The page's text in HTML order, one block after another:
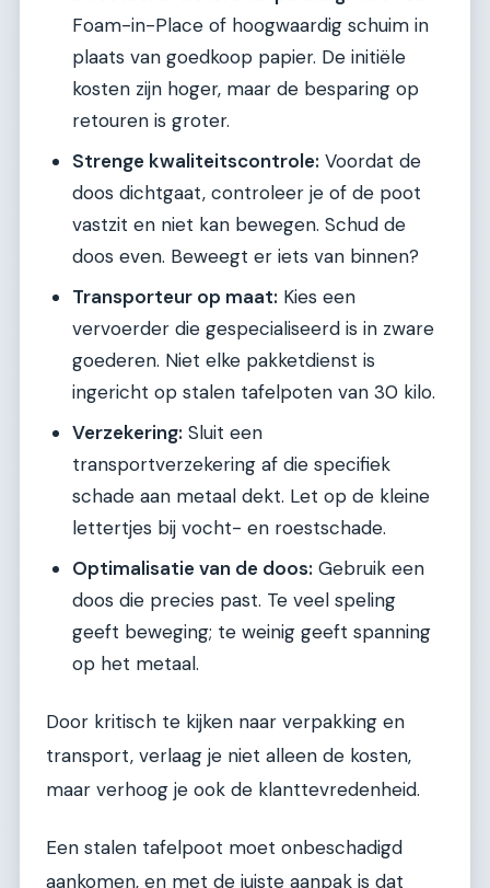
Foam-in-Place of hoogwaardig schuim in
plaats van goedkoop papier. De initiële
kosten zijn hoger, maar de besparing op
retouren is groter.
Strenge kwaliteitscontrole: Voordat de
doos dichtgaat, controleer je of de poot
vastzit en niet kan bewegen. Schud de
doos even. Beweegt er iets van binnen?
Transporteur op maat: Kies een
vervoerder die gespecialiseerd is in zware
goederen. Niet elke pakketdienst is
ingericht op stalen tafelpoten van 30 kilo.
Verzekering: Sluit een
transportverzekering af die specifiek
schade aan metaal dekt. Let op de kleine
lettertjes bij vocht- en roestschade.
Optimalisatie van de doos: Gebruik een
doos die precies past. Te veel speling
geeft beweging; te weinig geeft spanning
op het metaal.
Door kritisch te kijken naar verpakking en
transport, verlaag je niet alleen de kosten,
maar verhoog je ook de klanttevredenheid.
Een stalen tafelpoot moet onbeschadigd
aankomen, en met de juiste aanpak is dat